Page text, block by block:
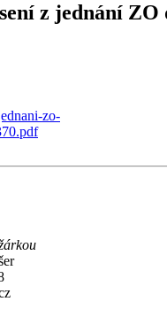
z jednání ZO
zo-